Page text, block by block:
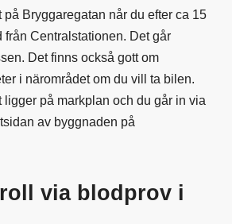
på Bryggaregatan når du efter ca 15
från Centralstationen. Det går
Det finns också gott om
i närområdet om du vill ta bilen.
ligger på markplan och du går in via
av byggnaden på
via blodprov i